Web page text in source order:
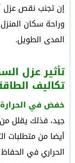
إن تجنب نقص عزل
وراحة سكان
المدى الطويل.
تأثير عزل
تكاليف
خفض في الحرارة
جيد، فذلك يقلل من
أيضا من متطلبات
الحراري في